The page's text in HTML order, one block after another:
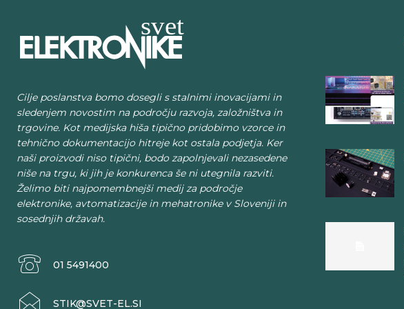
Cilje poslanstva bomo dosegli s stalnimi inovacijami in
sledenjem novostim na področju razvoja, založništva in
trgovine. Kot medijska hiša tipično pridobimo vzorce in
tehnično dokumentacijo hitreje kot ostala podjetja. Ker
naši proizvodi niso tipični, bodo zapolnjevali nezasedene
niše na trgu, ki jih je konkurenca še ni utegnila razviti.
Želimo biti najpomembnejši medij za področje
elektronike, avtomatizacije in mehatronike v Sloveniji in
sosednjih državah.
01 5491400
STIK@SVET-EL.SI